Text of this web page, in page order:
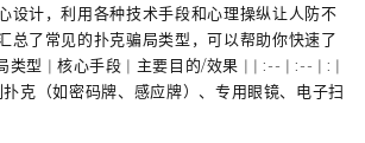
设计，利用各种技术手段和心理操纵让人防不
总了常见的扑克骗局类型，可以帮助你快速了
类型 | 核心手段 | 主要目的/效果 | | :-- | :-- | : |
克（如密码牌、感应牌）、专用眼镜、电子扫